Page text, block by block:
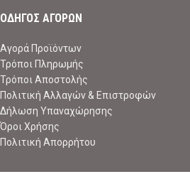
ΟΔΗΓΟΣ ΑΓΟΡΩΝ
Αγορά Προϊόντων
Τρόποι Πληρωμής
Τρόποι Αποστολής
Πολιτική Αλλαγών & Επιστροφών
Δήλωση Υπαναχώρησης
Όροι Χρήσης
Πολιτική Απορρήτου